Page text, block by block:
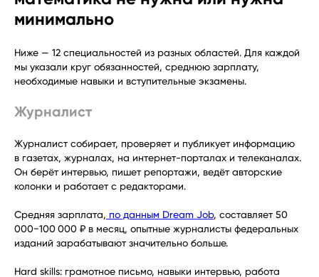
минимально
Ниже — 12 специальностей из разных областей. Для каждой
мы указали круг обязанностей, среднюю зарплату,
необходимые навыки и вступительные экзамены.
Журналист
Журналист собирает, проверяет и публикует информацию
в газетах, журналах, на интернет-порталах и телеканалах.
Он берёт интервью, пишет репортажи, ведёт авторские
колонки и работает с редакторами.
Средняя зарплата, по данным Dream Job, составляет 50
000−100 000 ₽ в месяц, опытные журналисты федеральных
изданий зарабатывают значительно больше.
Hard skills: грамотное письмо, навыки интервью, работа